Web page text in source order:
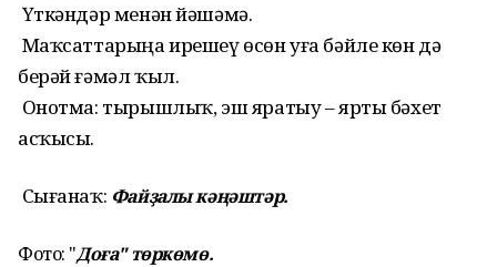
Үткәндәр менән йәшәмә.
Маҡсаттарыңа ирешеү өсөн уға бәйле көн дә
берәй ғәмәл ҡыл.
Онотма: тырышлыҡ, эш яратыу – ярты бәхет
асҡысы.
Сығанаҡ: Файҙалы кәңәштәр.
Фото: "Доға" төркөмө.